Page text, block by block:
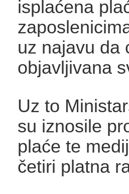
isplaćena
uz najavu da
objavljivana
Uz to
su iznosile
plaće te
četiri platna